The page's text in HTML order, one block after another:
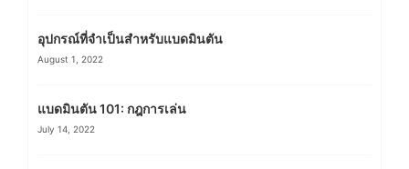
อุปกรณ์ที่จำเป็นสำหรับแบดมินตัน
August 1, 2022
แบดมินตัน 101: กฎการเล่น
July 14, 2022